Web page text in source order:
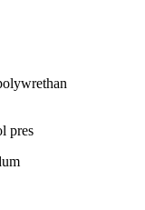
pres